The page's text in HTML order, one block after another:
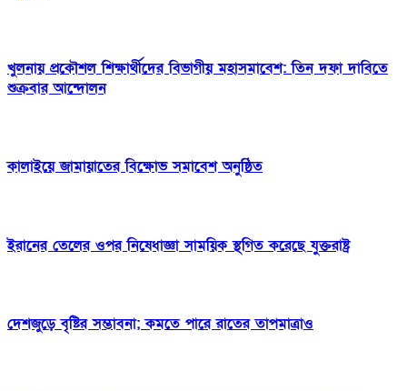
খুলনায় প্রকৌশল শিক্ষার্থীদের বিভাগীয় মহাসমাবেশ: তিন দফা দাবিতে
শুক্রবার আন্দোলন
কালাইয়ে জামায়াতের বিক্ষোভ সমাবেশ অনুষ্ঠিত
ইরানের তেলের ওপর নিষেধাজ্ঞা সাময়িক স্থগিত করেছে যুক্তরাষ্ট্র
দেশজুড়ে বৃষ্টির সম্ভাবনা; কমতে পারে রাতের তাপমাত্রাও